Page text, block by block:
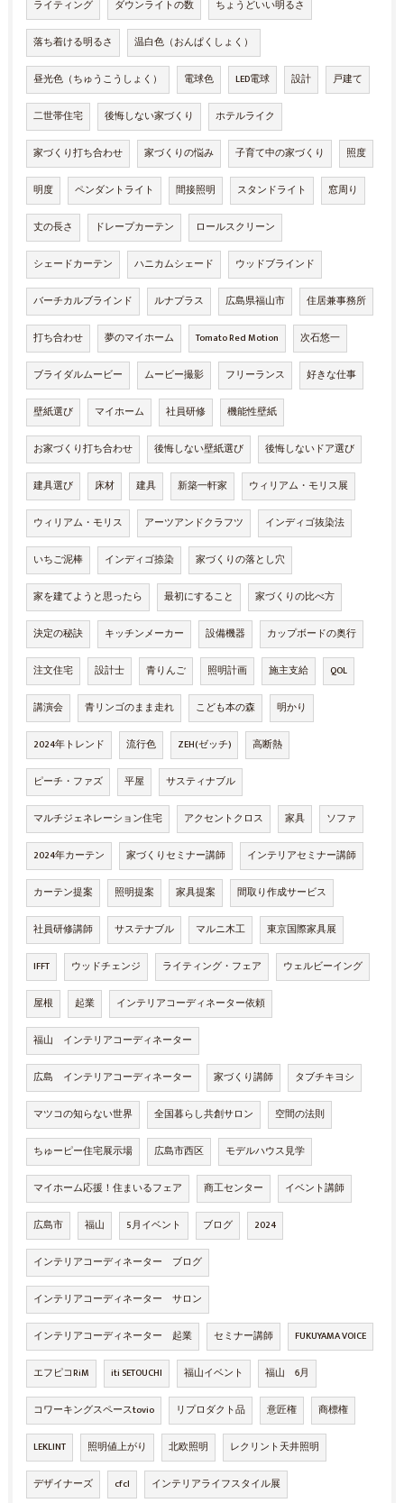
ライティング ダウンライトの数 ちょうどいい明るさ
落ち着ける明るさ 温白色（おんぱくしょく）
昼光色（ちゅうこうしょく） 電球色 LED電球 設計 戸建て
二世帯住宅 後悔しない家づくり ホテルライク
家づくり打ち合わせ 家づくりの悩み 子育て中の家づくり 照度
明度 ペンダントライト 間接照明 スタンドライト 窓周り
丈の長さ ドレープカーテン ロールスクリーン
シェードカーテン ハニカムシェード ウッドブラインド
バーチカルブラインド ルナプラス 広島県福山市 住居兼事務所
打ち合わせ 夢のマイホーム Tomato Red Motion 次石悠一
ブライダルムービー ムービー撮影 フリーランス 好きな仕事
壁紙選び マイホーム 社員研修 機能性壁紙
お家づくり打ち合わせ 後悔しない壁紙選び 後悔しないドア選び
建具選び 床材 建具 新築一軒家 ウィリアム・モリス展
ウィリアム・モリス アーツアンドクラフツ インディゴ抜染法
いちご泥棒 インディゴ捺染 家づくりの落とし穴
家を建てようと思ったら 最初にすること 家づくりの比べ方
決定の秘訣 キッチンメーカー 設備機器 カップボードの奥行
注文住宅 設計士 青りんご 照明計画 施主支給 QOL
講演会 青リンゴのまま走れ こども本の森 明かり
2024年トレンド 流行色 ZEH(ゼッチ) 高断熱
ピーチ・ファズ 平屋 サスティナブル
マルチジェネレーション住宅 アクセントクロス 家具 ソファ
2024年カーテン 家づくりセミナー講師 インテリアセミナー講師
カーテン提案 照明提案 家具提案 間取り作成サービス
社員研修講師 サステナブル マルニ木工 東京国際家具展
IFFT ウッドチェンジ ライティング・フェア ウェルビーイング
屋根 起業 インテリアコーディネーター依頼
福山 インテリアコーディネーター
広島 インテリアコーディネーター 家づくり講師 タブチキヨシ
マツコの知らない世界 全国暮らし共創サロン 空間の法則
ちゅーピー住宅展示場 広島市西区 モデルハウス見学
マイホーム応援！住まいるフェア 商工センター イベント講師
広島市 福山 5月イベント ブログ 2024
インテリアコーディネーター ブログ
インテリアコーディネーター サロン
インテリアコーディネーター 起業 セミナー講師 FUKUYAMA VOICE
エフピコRiM iti SETOUCHI 福山イベント 福山 6月
コワーキングスペースtovio リプロダクト品 意匠権 商標権
LEKLINT 照明値上がり 北欧照明 レクリント天井照明
デザイナーズ cfcl インテリアライフスタイル展